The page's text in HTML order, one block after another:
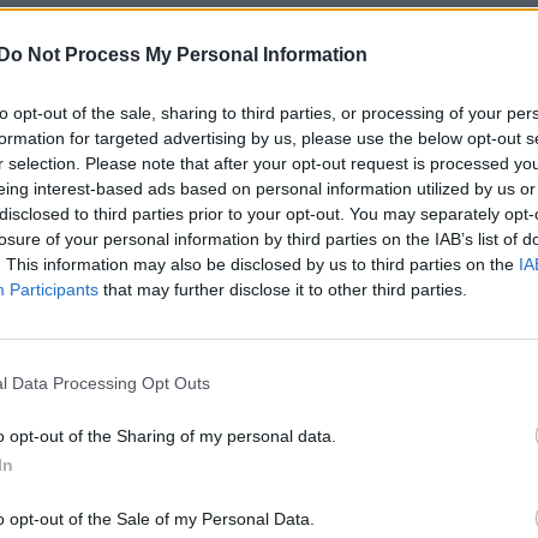
Do Not Process My Personal Information
opt-out of the sale, sharing to third parties, or processing of your
for targeted advertising by us, please use the below opt-out
selection. Please note that after your opt-out request is processed
interest-based ads based on personal information utilized by us
to third parties prior to your opt-out. You may separately
of your personal information by third parties on the IAB’s list of
This information may also be disclosed by us to third parties on the
Participants that may further disclose it to other third parties.
Data Processing Opt Outs
opt-out of the Sharing of my personal data.
opt-out of the Sale of my Personal Data.
sekunder innan den stannar kan det tyda på
det är fel på startspärren.
startade den nästan inte alls. Försökte tio gånger, den
sekunder.
enligt nuvarande mekaniker.